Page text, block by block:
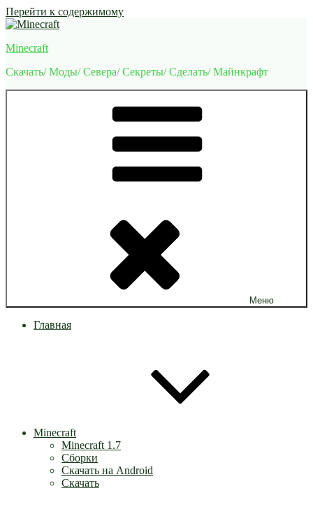
Перейти к содержимому
Minecraft
Скачать/ Моды/ Севера/ Секреты/ Сделать/ Майнкрафт
Меню
Главная
Minecraft
Minecraft 1.7
Сборки
Скачать на Android
Скачать